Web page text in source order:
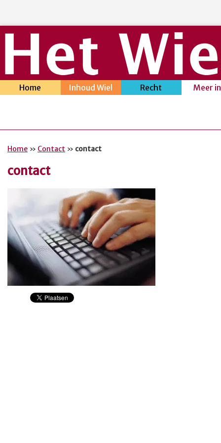
Home Inhoud Wiel Recht Meer
Home » Contact » contact
contact